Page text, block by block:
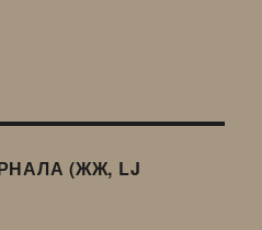
(ЖЖ, LJ